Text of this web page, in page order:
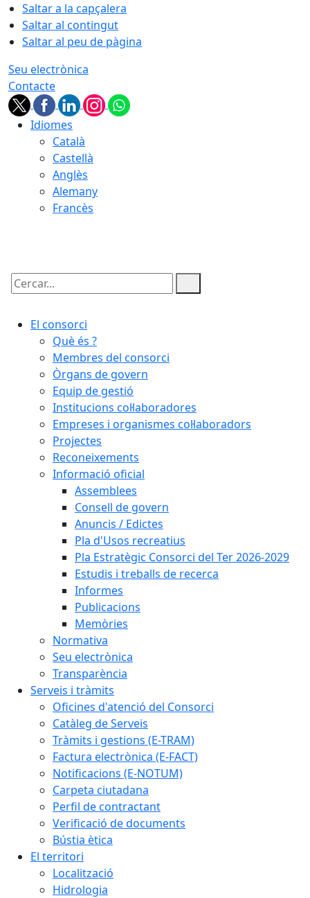
Saltar a la capçalera
Saltar al contingut
Saltar al peu de pàgina
Seu electrònica
Contacte
Idiomes
Català
Castellà
Anglès
Alemany
Francès
Cercar:
El consorci
Què és ?
Membres del consorci
Òrgans de govern
Equip de gestió
Institucions col·laboradores
Empreses i organismes col·laboradors
Projectes
Reconeixements
Informació oficial
Assemblees
Consell de govern
Anuncis / Edictes
Pla d'Usos recreatius
Pla Estratègic Consorci del Ter 2026-2029
Estudis i treballs de recerca
Informes
Publicacions
Memòries
Normativa
Seu electrònica
Transparència
Serveis i tràmits
Oficines d'atenció del Consorci
Catàleg de Serveis
Tràmits i gestions (E-TRAM)
Factura electrònica (E-FACT)
Notificacions (E-NOTUM)
Carpeta ciutadana
Perfil de contractant
Verificació de documents
Bústia ètica
El territori
Localització
Hidrologia